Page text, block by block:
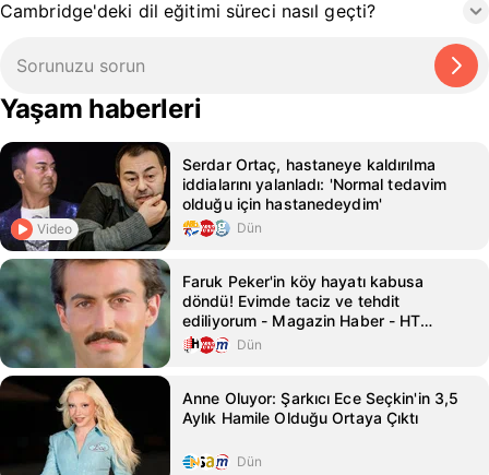
Cambridge'deki dil eğitimi süreci nasıl geçti?
Yaşam haberleri
Video
Serdar Ortaç, hastaneye kaldırılma
iddialarını yalanladı: 'Normal tedavim
olduğu için hastanedeydim'
Dün
Faruk Peker'in köy hayatı kabusa
döndü! Evimde taciz ve tehdit
ediliyorum - Magazin Haber - HT
MagazinDün
Anne Oluyor: Şarkıcı Ece Seçkin'in 3,5
Aylık Hamile Olduğu Ortaya Çıktı
Dün